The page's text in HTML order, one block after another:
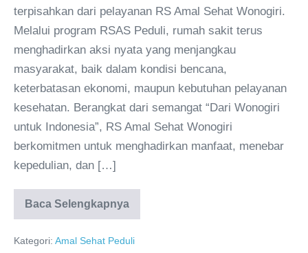
terpisahkan dari pelayanan RS Amal Sehat Wonogiri.
Melalui program RSAS Peduli, rumah sakit terus
menghadirkan aksi nyata yang menjangkau
masyarakat, baik dalam kondisi bencana,
keterbatasan ekonomi, maupun kebutuhan pelayanan
kesehatan. Berangkat dari semangat “Dari Wonogiri
untuk Indonesia”, RS Amal Sehat Wonogiri
berkomitmen untuk menghadirkan manfaat, menebar
kepedulian, dan […]
Baca Selengkapnya
Kategori: Amal Sehat Peduli